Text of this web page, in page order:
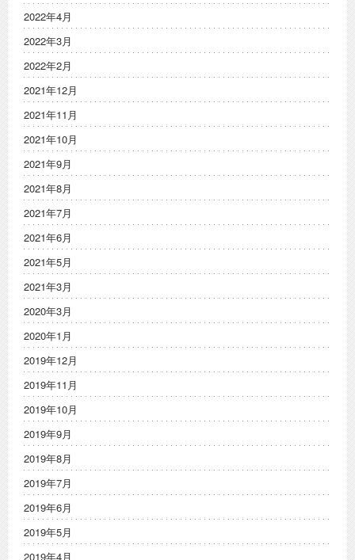
2022年4月
2022年3月
2022年2月
2021年12月
2021年11月
2021年10月
2021年9月
2021年8月
2021年7月
2021年6月
2021年5月
2021年3月
2020年3月
2020年1月
2019年12月
2019年11月
2019年10月
2019年9月
2019年8月
2019年7月
2019年6月
2019年5月
2019年4月